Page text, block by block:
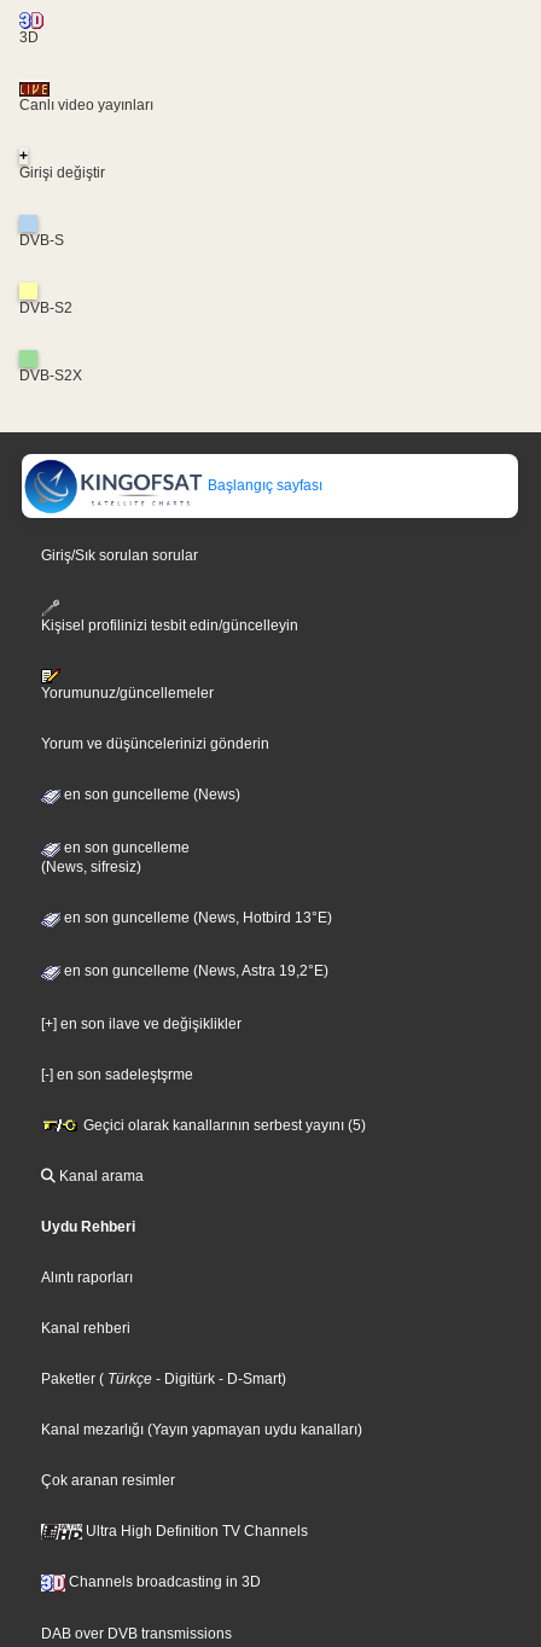
3D
Canlı video yayınları
+
Girişi değiştir
DVB-S
DVB-S2
DVB-S2X
Başlangıç sayfası
Giriş/Sık sorulan sorular
Kişisel profilinizi tesbit edin/güncelleyin
Yorumunuz/güncellemeler
Yorum ve düşüncelerinizi gönderin
en son guncelleme (News)
en son guncelleme
(News, sifresiz)
en son guncelleme (News, Hotbird 13°E)
en son guncelleme (News, Astra 19,2°E)
[+] en son ilave ve değişiklikler
[-] en son sadeleştşrme
Geçici olarak kanallarının serbest yayını (5)
Kanal arama
Uydu Rehberi
Alıntı raporları
Kanal rehberi
Paketler ( Türkçe - Digitürk - D-Smart)
Kanal mezarlığı (Yayın yapmayan uydu kanalları)
Çok aranan resimler
Ultra High Definition TV Channels
Channels broadcasting in 3D
DAB over DVB transmissions